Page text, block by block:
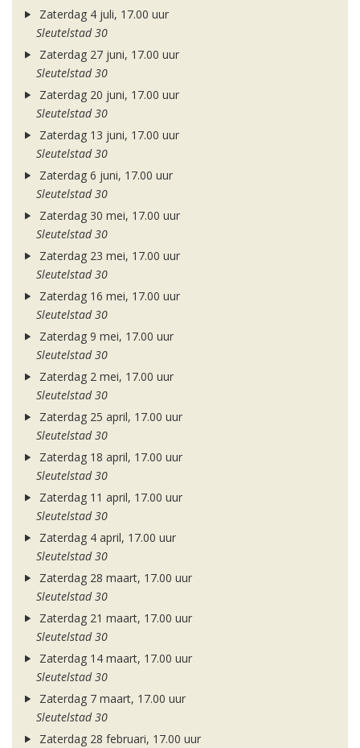
Zaterdag 4 juli, 17.00 uur
Sleutelstad 30
Zaterdag 27 juni, 17.00 uur
Sleutelstad 30
Zaterdag 20 juni, 17.00 uur
Sleutelstad 30
Zaterdag 13 juni, 17.00 uur
Sleutelstad 30
Zaterdag 6 juni, 17.00 uur
Sleutelstad 30
Zaterdag 30 mei, 17.00 uur
Sleutelstad 30
Zaterdag 23 mei, 17.00 uur
Sleutelstad 30
Zaterdag 16 mei, 17.00 uur
Sleutelstad 30
Zaterdag 9 mei, 17.00 uur
Sleutelstad 30
Zaterdag 2 mei, 17.00 uur
Sleutelstad 30
Zaterdag 25 april, 17.00 uur
Sleutelstad 30
Zaterdag 18 april, 17.00 uur
Sleutelstad 30
Zaterdag 11 april, 17.00 uur
Sleutelstad 30
Zaterdag 4 april, 17.00 uur
Sleutelstad 30
Zaterdag 28 maart, 17.00 uur
Sleutelstad 30
Zaterdag 21 maart, 17.00 uur
Sleutelstad 30
Zaterdag 14 maart, 17.00 uur
Sleutelstad 30
Zaterdag 7 maart, 17.00 uur
Sleutelstad 30
Zaterdag 28 februari, 17.00 uur